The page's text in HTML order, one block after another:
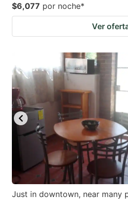
$6,077 por noche*
Ver
Just in downtown, near many